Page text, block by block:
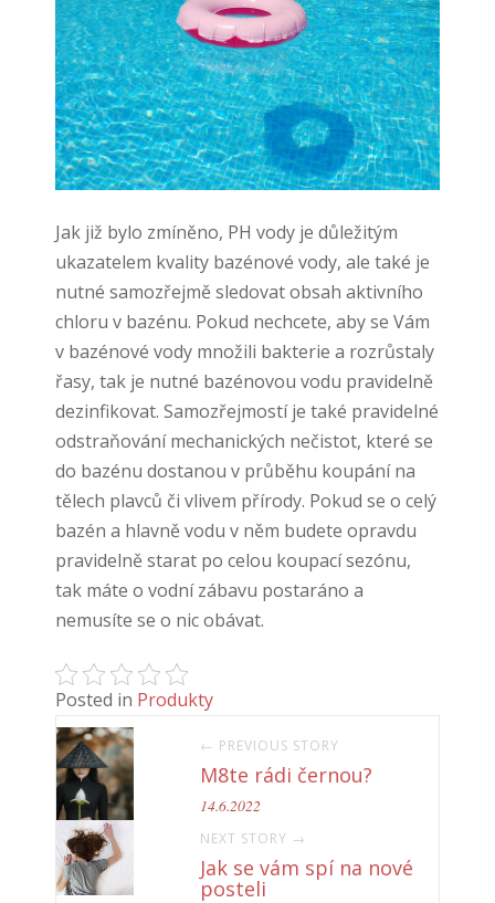
Jak již bylo zmíněno, PH vody je důležitým
ukazatelem kvality bazénové vody, ale také je
nutné samozřejmě sledovat obsah aktivního
chloru v bazénu. Pokud nechcete, aby se Vám
v bazénové vody množili bakterie a rozrůstaly
řasy, tak je nutné bazénovou vodu pravidelně
dezinfikovat. Samozřejmostí je také pravidelné
odstraňování mechanických nečistot, které se
do bazénu dostanou v průběhu koupání na
tělech plavců či vlivem přírody. Pokud se o celý
bazén a hlavně vodu v něm budete opravdu
pravidelně starat po celou koupací sezónu,
tak máte o vodní zábavu postaráno a
nemusíte se o nic obávat.
Posted in Produkty
← PREVIOUS STORY
M8te rádi černou?
14.6.2022
NEXT STORY →
Jak se vám spí na nové
posteli